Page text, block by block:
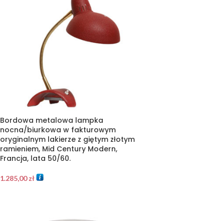
Bordowa metalowa lampka
nocna/biurkowa w fakturowym
oryginalnym lakierze z giętym złotym
ramieniem, Mid Century Modern,
Francja, lata 50/60.
1.285,00zł